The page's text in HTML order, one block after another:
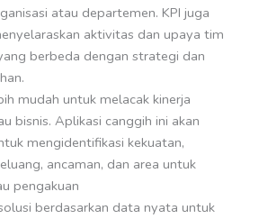
atau departemen. KPI juga
aktivitas dan upaya tim
berbeda dengan strategi dan
mudah untuk melacak kinerja
bisnis. Aplikasi canggih ini akan
mengidentifikasi kekuatan,
ancaman, dan area untuk
pengakuan
berdasarkan data nyata untuk